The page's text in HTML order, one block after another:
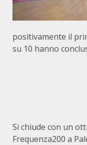
positivamente il
su 10 hanno
Si chiude con un
Frequenza200 a